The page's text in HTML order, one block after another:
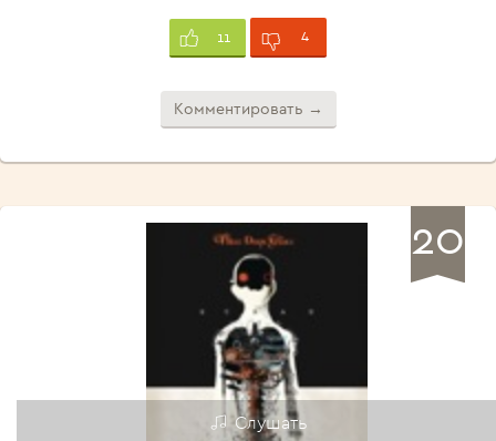
11 4
Комментировать →
20
Слушать